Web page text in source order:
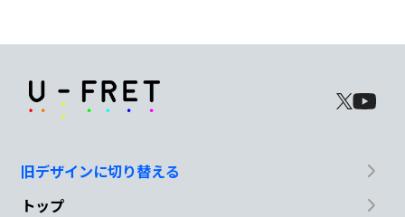
まぁええ やってさ
家に
旧デザインに切り替える
トップ